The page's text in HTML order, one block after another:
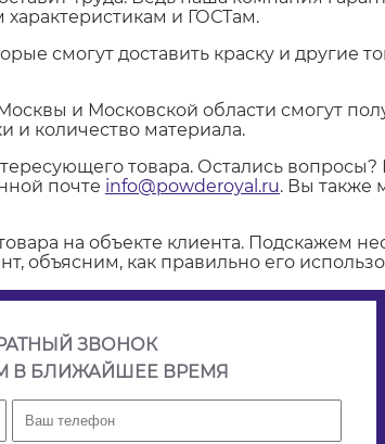
и ГОСТам.
смогут доставить краску и другие
и Московской области смогут
и количество материала.
товара. Остались
почте info@powderoyal.ru. Вы также
на объекте клиента. Подскажем
объясним, как правильно его
ЗВОНОК
В БЛИЖАЙШЕЕ ВРЕМЯ